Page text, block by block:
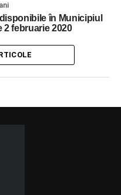
în Municipiul
2 februarie 2020